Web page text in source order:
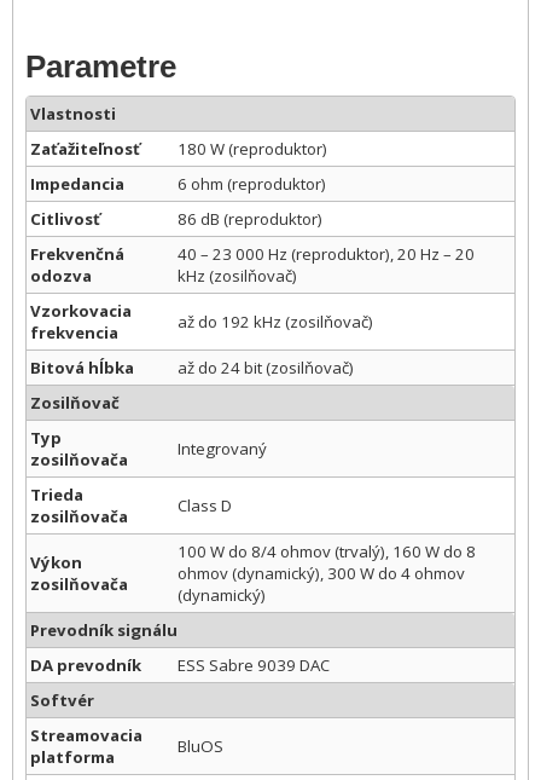
Parametre
Vlastnosti
Zaťažiteľnosť
180 W (reproduktor)
Impedancia
6 ohm (reproduktor)
Citlivosť
86 dB (reproduktor)
Frekvenčná
odozva
40 – 23 000 Hz (reproduktor), 20 Hz – 20
kHz (zosilňovač)
Vzorkovacia
frekvencia
až do 192 kHz (zosilňovač)
Bitová hĺbka
až do 24 bit (zosilňovač)
Zosilňovač
Typ
zosilňovača
Integrovaný
Trieda
zosilňovača
Class D
Výkon
zosilňovača
100 W do 8/4 ohmov (trvalý), 160 W do 8
ohmov (dynamický), 300 W do 4 ohmov
(dynamický)
Prevodník signálu
DA prevodník
ESS Sabre 9039 DAC
Softvér
Streamovacia
platforma
BluOS